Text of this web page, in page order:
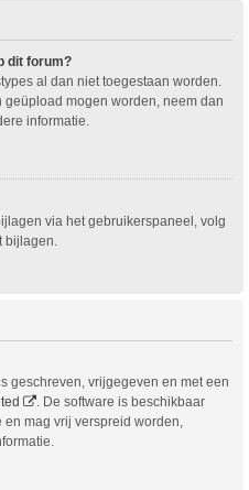
dit forum?
al dan niet toegestaan worden.
mogen worden, neem dan
informatie.
via het gebruikerspaneel, volg
geschreven, vrijgegeven en met een
. De software is beschikbaar
mag vrij verspreid worden,